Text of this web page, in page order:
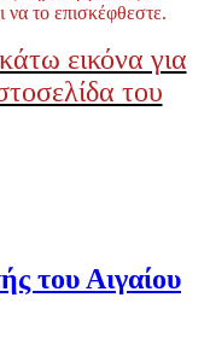
να το επισκέφθεστε.
εικόνα για
του
του Αιγαίου